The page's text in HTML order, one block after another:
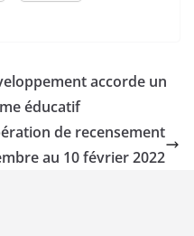
accorde un
éducatif
de recensement
au 10 février 2022